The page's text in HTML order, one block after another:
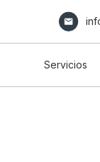
Servicios